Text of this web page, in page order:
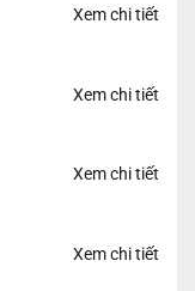
Xem chi tiết
Xem chi tiết
Xem chi tiết
Xem chi tiết